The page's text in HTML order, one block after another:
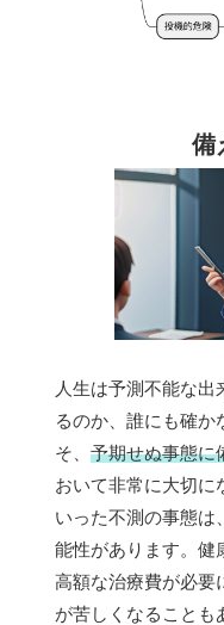
備
人生は予測不能な出
るのか、誰にも確か
そ、 予期せぬ事態に
おいて非常に大切に
いった不測の事態は
能性があります。健
高額な治療費が必要
が苦しくなることも